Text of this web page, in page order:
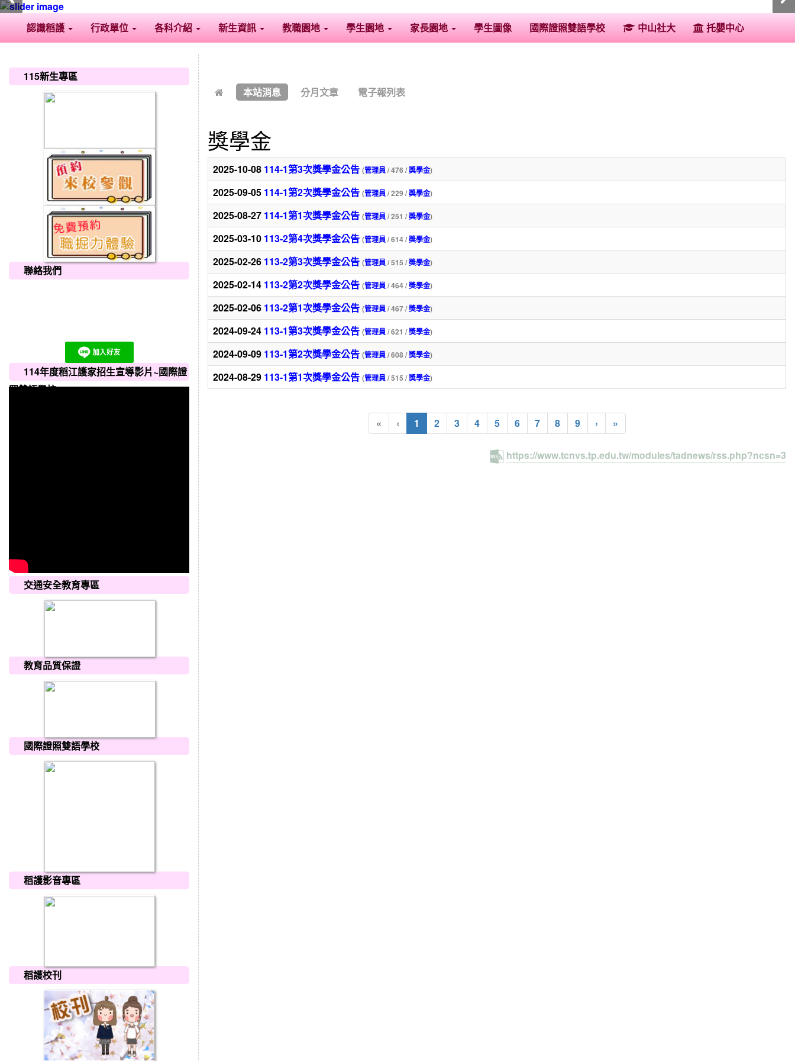
認識稻護 行政單位 各科介紹 新生資訊 教職園地 學生園地 家長園地 學生圖像 國際證照雙語學校 中山社大 托嬰中心
本站消息 分月文章 電子報列表
獎學金
2025-10-08 114-1第3次獎學金公告 (管理員/ 476 /獎學金)
2025-09-05 114-1第2次獎學金公告 (管理員/ 229 /獎學金)
2025-08-27 114-1第1次獎學金公告 (管理員/ 251 /獎學金)
2025-03-10 113-2第4次獎學金公告 (管理員/ 614 /獎學金)
2025-02-26 113-2第3次獎學金公告 (管理員/ 515 /獎學金)
2025-02-14 113-2第2次獎學金公告 (管理員/ 464 /獎學金)
2025-02-06 113-2第1次獎學金公告 (管理員/ 467 /獎學金)
2024-09-24 113-1第3次獎學金公告 (管理員/ 621 /獎學金)
2024-09-09 113-1第2次獎學金公告 (管理員/ 608 /獎學金)
2024-08-29 113-1第1次獎學金公告 (管理員/ 515 /獎學金)
« ‹ 1 (current)
2 3 4 5 6 7 8 9 › »
https://www.tcnvs.tp.edu.tw/modules/tadnews/rss.php?ncsn=3
115新生專區
聯絡我們
114年度稻江護家招生宣導影片~國際證
照雙語學校
交通安全教育專區
教育品質保證
國際證照雙語學校
稻護影音專區
稻護校刊